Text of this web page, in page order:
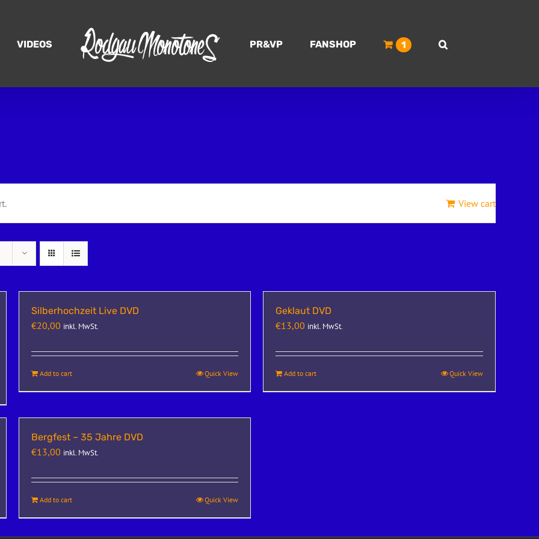
VIDEOS PR&VP FANSHOP 1
View cart
Silberhochzeit Live DVD
€20,00 inkl. MwSt.
Add to cart Quick View
Geklaut DVD
€13,00 inkl. MwSt.
Add to cart Quick View
Bergfest – 35 Jahre DVD
€13,00 inkl. MwSt.
Add to cart Quick View